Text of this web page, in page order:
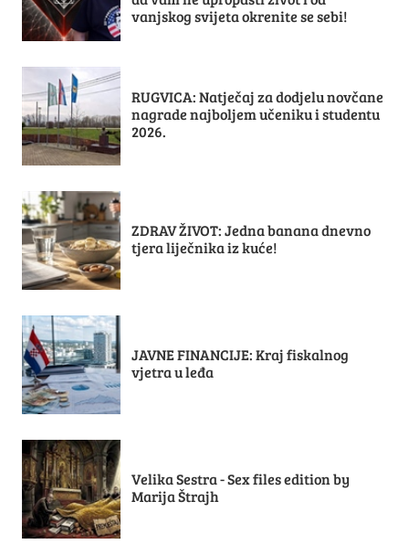
vanjskog svijeta okrenite se sebi!
RUGVICA: Natječaj za dodjelu novčane
nagrade najboljem učeniku i studentu
2026.
ZDRAV ŽIVOT: Jedna banana dnevno
tjera liječnika iz kuće!
JAVNE FINANCIJE: Kraj fiskalnog
vjetra u leđa
Velika Sestra - Sex files edition by
Marija Štrajh